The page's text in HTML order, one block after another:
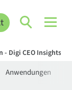
Digi CEO Insights
Anwendungen